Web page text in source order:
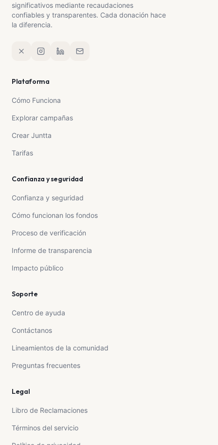
significativos mediante recaudaciones
confiables y transparentes. Cada donación hace
la diferencia.
Plataforma
Cómo Funciona
Explorar campañas
Crear Juntta
Tarifas
Confianza y seguridad
Confianza y seguridad
Cómo funcionan los fondos
Proceso de verificación
Informe de transparencia
Impacto público
Soporte
Centro de ayuda
Contáctanos
Lineamientos de la comunidad
Preguntas frecuentes
Legal
Libro de Reclamaciones
Términos del servicio